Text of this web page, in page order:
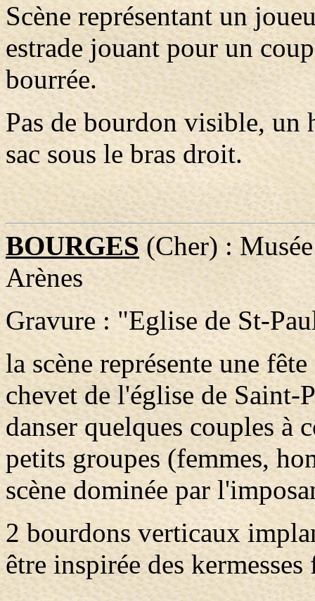
Scène représentant un
estrade jouant pour un
bourrée.
Pas de bourdon visible,
sac sous le bras droit.
BOURGES(Cher) :
Arènes
Gravure : "Eglise de St-
la scène représente une
chevet de l'église de Saint-
danser quelques couples à
petits groupes (femmes,
scène dominée par
2 bourdons verticaux
être inspirée des kermesses